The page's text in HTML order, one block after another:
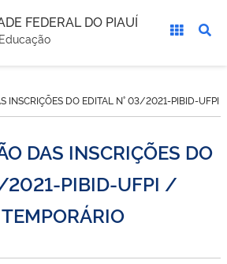
FEDERAL DO PIAUÍ
INSCRIÇÕES DO EDITAL N° 03/2021-PIBID-UFPI
DAS INSCRIÇÕES DO
2021-PIBID-UFPI /